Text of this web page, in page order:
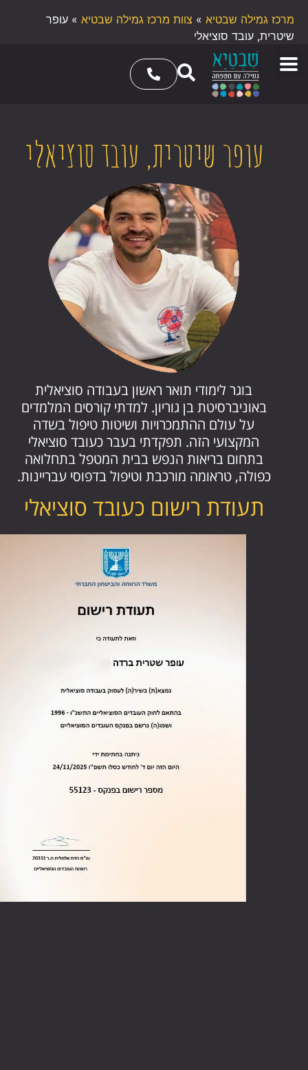
מרכז גמילה שבטיא » צוות מרכז גמילה שבטיא » עופר
שיטרית, עובד סוציאלי
עופר שיטרית, עובד סוציאלי
בוגר לימודי תואר ראשון בעבודה סוציאלית
באוניברסיטת בן גוריון. למדתי קורסים המלמדים
על עולם ההתמכרויות ושיטות טיפול בשדה
המקצועי הזה. תפקדתי בעבר כעובד סוציאלי
בתחום בריאות הנפש בבית המטפל בתחלואה
כפולה, טראומה מורכבת וטיפול בדפוסי עבריינות.
תעודת רישום כעובד סוציאלי